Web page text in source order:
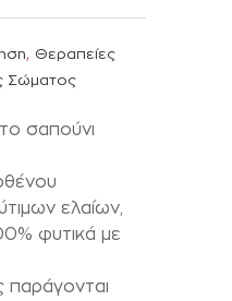
, Θεραπείες
Σώματος
σαπούνι
ελαίων,
φυτικά με
παράγονται